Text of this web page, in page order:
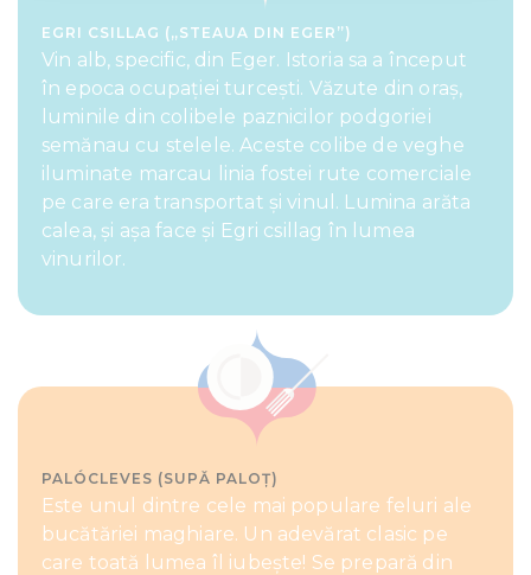
provide social media features and to analyse our traffic.
We also share information about your use of our site with
our social media, advertising and analytics partners who
may combine it with other information that you’ve
provided to them or that they’ve collected from your use
of their services.
EGRI CSILLAG („STEAUA DIN EGER”)
Vin alb, specific, din Eger. Istoria sa a început
în epoca ocupației turcești. Văzute din oraș,
luminile din colibele paznicilor podgoriei
semănau cu stelele. Aceste colibe de veghe
iluminate marcau linia fostei rute comerciale
pe care era transportat și vinul. Lumina arăta
calea, și așa face și Egri csillag în lumea
vinurilor.
PALÓCLEVES (SUPĂ PALOȚ)
Este unul dintre cele mai populare feluri ale
bucătăriei maghiare. Un adevărat clasic pe
care toată lumea îl iubește! Se prepară din